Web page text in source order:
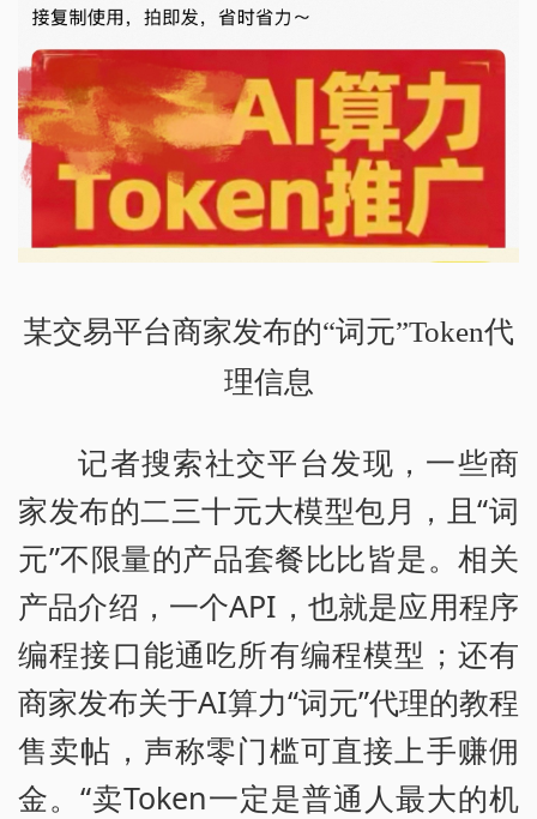
某交易平台商家发布的“词元”Token代
理信息
记者搜索社交平台发现，一些商
家发布的二三十元大模型包月，且“词
元”不限量的产品套餐比比皆是。相关
产品介绍，一个API，也就是应用程序
编程接口能通吃所有编程模型；还有
商家发布关于AI算力“词元”代理的教程
售卖帖，声称零门槛可直接上手赚佣
金。“卖Token一定是普通人最大的机